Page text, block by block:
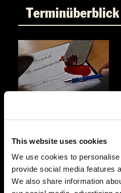
This website uses cookies
We use cookies to
provide social media features
We also share information
Terminüberblick
Hotel & Restaurant Ochsen
Paradiesstr. 6
88348 Bad Saulgau
Auf der Karte anzeigen